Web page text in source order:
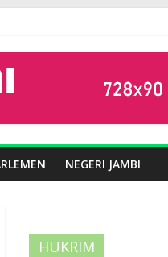
NEGERI JAMBI
HUKRIM